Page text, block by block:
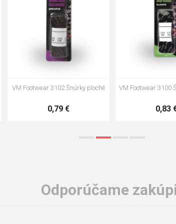
VM Footwear 3002 Vkladacia
3,57 €
VM Footwear 3900
1,64
Odporúčame